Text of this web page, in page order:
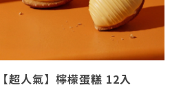
【超人氣】檸檬蛋糕 12入